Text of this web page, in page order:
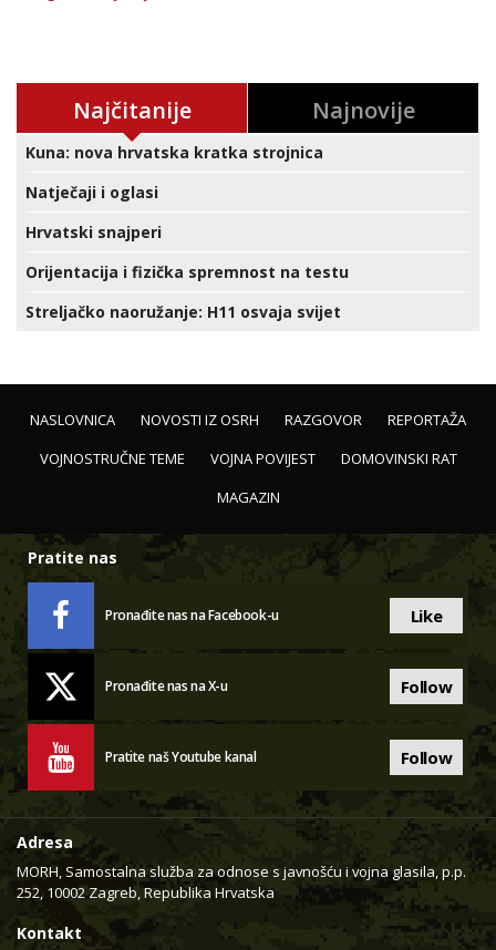
Najčitanije Najnovije
Kuna: nova hrvatska kratka strojnica
Natječaji i oglasi
Hrvatski snajperi
Orijentacija i fizička spremnost na testu
Streljačko naoružanje: H11 osvaja svijet
NASLOVNICA NOVOSTI IZ OSRH RAZGOVOR
REPORTAŽA
VOJNOSTRUČNE TEME
VOJNA POVIJEST
DOMOVINSKI RAT
MAGAZIN
Pratite nas
Pronađite nas na Facebook-u Like
Pronađite nas na X-u Follow
Pratite naš Youtube kanal Follow
Adresa
MORH, Samostalna služba za odnose s javnošću i vojna glasila, p.p.
252, 10002 Zagreb, Republika Hrvatska
Kontakt